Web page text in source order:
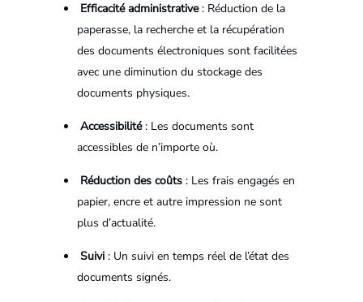
Efficacité administrative: Réduction de la
paperasse, la recherche et la récupération
des documents électroniques sont facilitées
avec une diminution du stockage des
documents physiques.
Accessibilité: Les documents sont
accessibles de n’importe où.
Réduction des coûts: Les frais engagés en
papier, encre et autre impression ne sont
plus d’actualité.
Suivi: Un suivi en temps réel de l’état des
documents signés.